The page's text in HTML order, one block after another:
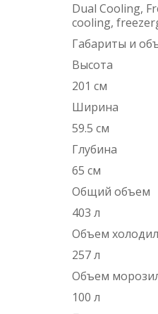
Dual Cooling,
cooling,
Габариты и
Высота
201 см
Ширина
59.5 см
Глубина
65 см
Общий объем
403 л
Объем
257 л
Объем
100 л